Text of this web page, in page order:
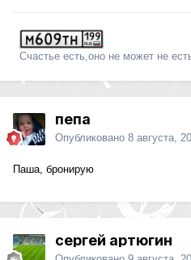
Счастье есть,оно не может не
пепа
Опубликовано 8 августа,
Паша, бронирую
сергей артюгин